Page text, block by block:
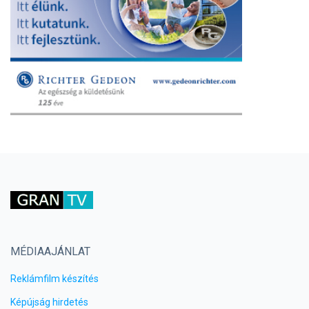
MÉDIAAJÁNLAT
Reklámfilm készítés
Képújság hirdetés